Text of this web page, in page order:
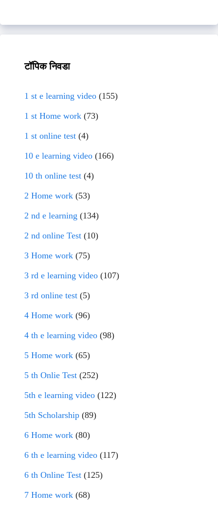
टॉपिक निवडा
1 st e learning video (155)
1 st Home work (73)
1 st online test (4)
10 e learning video (166)
10 th online test (4)
2 Home work (53)
2 nd e learning (134)
2 nd online Test (10)
3 Home work (75)
3 rd e learning video (107)
3 rd online test (5)
4 Home work (96)
4 th e learning video (98)
5 Home work (65)
5 th Onlie Test (252)
5th e learning video (122)
5th Scholarship (89)
6 Home work (80)
6 th e learning video (117)
6 th Online Test (125)
7 Home work (68)